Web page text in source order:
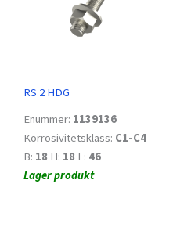
RS 2 HDG
Enummer: 1139136
Korrosivitetsklass: C1-C4
B: 18 H: 18 L: 46
Lager produkt